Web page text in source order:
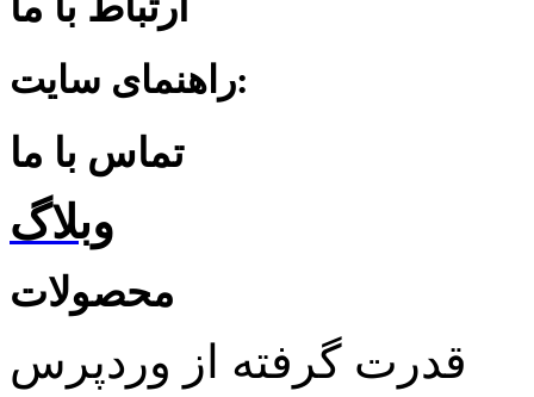
راهنمای سایت:
تماس با ما
وبلاگ
محصولات
قدرت گرفته از وردپرس